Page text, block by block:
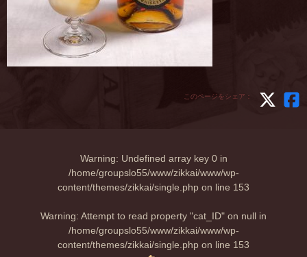
このページをシェア：
Warning: Undefined array key 0 in
/home/groupslo55/www/zikkai/www/wp-
content/themes/zikkai/single.php on line 153
Warning: Attempt to read property "cat_ID" on null in
/home/groupslo55/www/zikkai/www/wp-
content/themes/zikkai/single.php on line 153